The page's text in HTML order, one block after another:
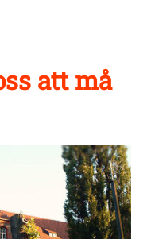
att må